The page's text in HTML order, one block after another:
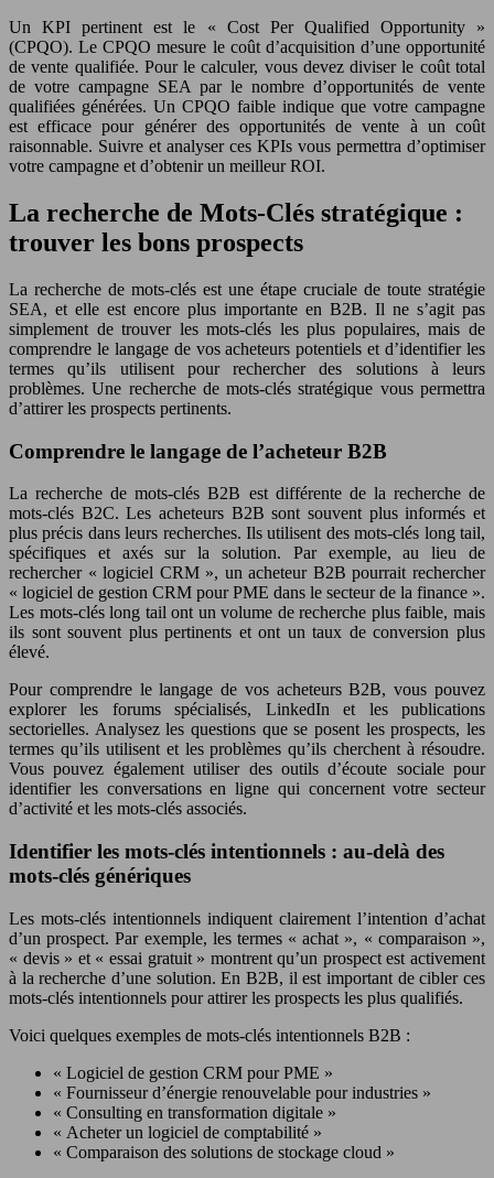
Un KPI pertinent est le « Cost Per Qualified Opportunity »
(CPQO). Le CPQO mesure le coût d’acquisition d’une opportunité
de vente qualifiée. Pour le calculer, vous devez diviser le coût total
de votre campagne SEA par le nombre d’opportunités de vente
qualifiées générées. Un CPQO faible indique que votre campagne
est efficace pour générer des opportunités de vente à un coût
raisonnable. Suivre et analyser ces KPIs vous permettra d’optimiser
votre campagne et d’obtenir un meilleur ROI.
La recherche de Mots-Clés stratégique :
trouver les bons prospects
La recherche de mots-clés est une étape cruciale de toute stratégie
SEA, et elle est encore plus importante en B2B. Il ne s’agit pas
simplement de trouver les mots-clés les plus populaires, mais de
comprendre le langage de vos acheteurs potentiels et d’identifier les
termes qu’ils utilisent pour rechercher des solutions à leurs
problèmes. Une recherche de mots-clés stratégique vous permettra
d’attirer les prospects pertinents.
Comprendre le langage de l’acheteur B2B
La recherche de mots-clés B2B est différente de la recherche de
mots-clés B2C. Les acheteurs B2B sont souvent plus informés et
plus précis dans leurs recherches. Ils utilisent des mots-clés long tail,
spécifiques et axés sur la solution. Par exemple, au lieu de
rechercher « logiciel CRM », un acheteur B2B pourrait rechercher
« logiciel de gestion CRM pour PME dans le secteur de la finance ».
Les mots-clés long tail ont un volume de recherche plus faible, mais
ils sont souvent plus pertinents et ont un taux de conversion plus
élevé.
Pour comprendre le langage de vos acheteurs B2B, vous pouvez
explorer les forums spécialisés, LinkedIn et les publications
sectorielles. Analysez les questions que se posent les prospects, les
termes qu’ils utilisent et les problèmes qu’ils cherchent à résoudre.
Vous pouvez également utiliser des outils d’écoute sociale pour
identifier les conversations en ligne qui concernent votre secteur
d’activité et les mots-clés associés.
Identifier les mots-clés intentionnels : au-delà des
mots-clés génériques
Les mots-clés intentionnels indiquent clairement l’intention d’achat
d’un prospect. Par exemple, les termes « achat », « comparaison »,
« devis » et « essai gratuit » montrent qu’un prospect est activement
à la recherche d’une solution. En B2B, il est important de cibler ces
mots-clés intentionnels pour attirer les prospects les plus qualifiés.
Voici quelques exemples de mots-clés intentionnels B2B :
« Logiciel de gestion CRM pour PME »
« Fournisseur d’énergie renouvelable pour industries »
« Consulting en transformation digitale »
« Acheter un logiciel de comptabilité »
« Comparaison des solutions de stockage cloud »